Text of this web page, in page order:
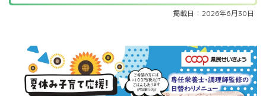
掲載日：2026年6月30日